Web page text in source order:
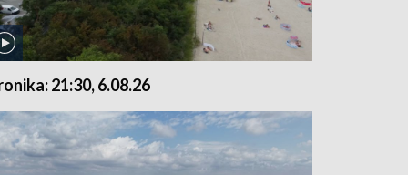
21:30, 6.08.26